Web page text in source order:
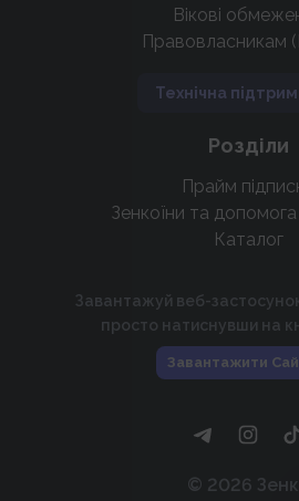
Вікові
Правовласникам
Технічна
Розділи
Прайм
Зенкоїни та
Каталог
Завантажуй веб-
просто натиснувши на
Завантажити
© 2026